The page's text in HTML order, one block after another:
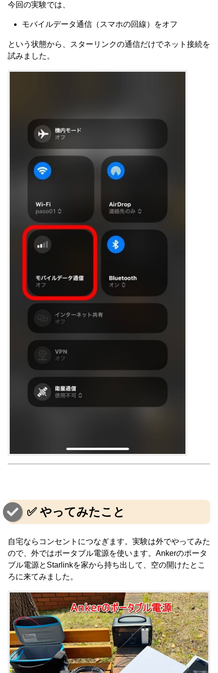
今回の実験では、
モバイルデータ通信（スマホの回線）をオフ
という状態から、スターリンクの通信だけでネット接続を
試みました。
✅ やってみたこと
自宅ならコンセントにつなぎます。実験は外でやってみた
ので、外ではポータブル電源を使います。Ankerのポータ
ブル電源とStarlinkを家から持ち出して、空の開けたとこ
ろに来てみました。